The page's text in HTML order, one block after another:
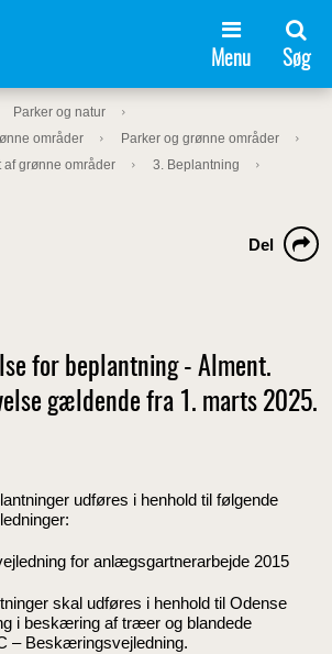
Menu Søg
Parker og natur
områder
Parker og grønne områder
af grønne områder
3. Beplantning
Del
for beplantning - Alment.
gældende fra 1. marts 2025.
udføres i henhold til følgende
for anlægsgartnerarbejde 2015
skal udføres i henhold til Odense
i beskæring af træer og blandede
– Beskæringsvejledning.